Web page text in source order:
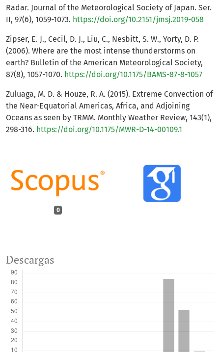
0
Descargas
Radar. Journal of the Meteorological Society of Japan. Ser.
II, 97(6), 1059-1073. https://doi.org/10.2151/jmsj.2019-058
Zipser, E. J., Cecil, D. J., Liu, C., Nesbitt, S. W., Yorty, D. P.
(2006). Where are the most intense thunderstorms on
earth? Bulletin of the American Meteorological Society,
87(8), 1057-1070. https://doi.org/10.1175/BAMS-87-8-1057
Zuluaga, M. D. & Houze, R. A. (2015). Extreme Convection of
the Near-Equatorial Americas, Africa, and Adjoining
Oceans as seen by TRMM. Monthly Weather Review, 143(1),
298-316. https://doi.org/10.1175/MWR-D-14-00109.1